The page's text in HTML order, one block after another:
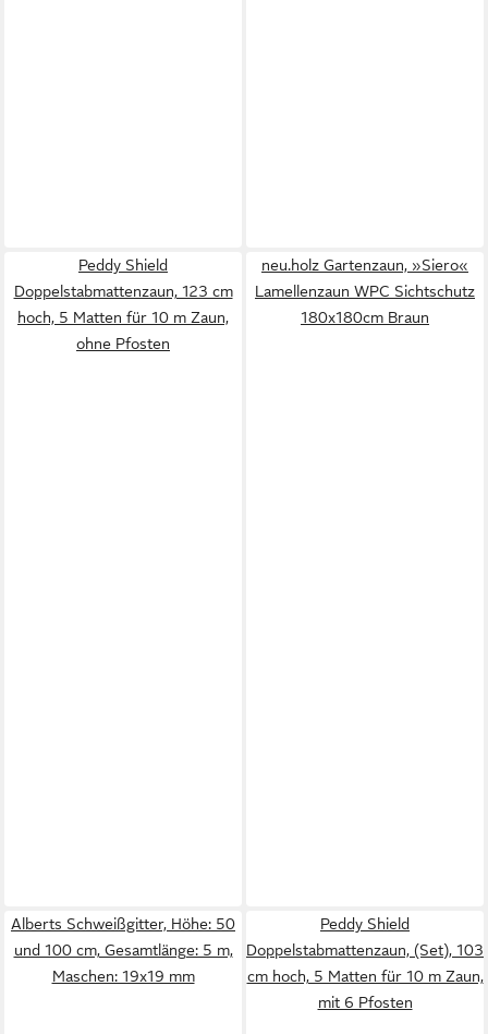
Peddy Shield
Doppelstabmattenzaun, 123 cm
hoch, 5 Matten für 10 m Zaun,
ohne Pfosten
neu.holz Gartenzaun, »Siero«
Lamellenzaun WPC Sichtschutz
180x180cm Braun
Alberts Schweißgitter, Höhe: 50
und 100 cm, Gesamtlänge: 5 m,
Maschen: 19x19 mm
Peddy Shield
Doppelstabmattenzaun, (Set), 103
cm hoch, 5 Matten für 10 m Zaun,
mit 6 Pfosten